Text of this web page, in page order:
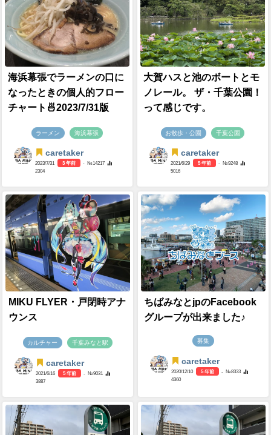
海浜幕張でラーメンの口に
なったときの個人的フロー
チャート🍜2023/7/31版
ラーメン 海浜幕張
caretaker
2023/7/31 3 年前
- №14217
2304
大賀ハスと池のボートとモ
ノレール。 ザ・千葉公園！
って感じです。
お散歩・公園 千葉公園
caretaker
2021/6/29 5 年前
- №9248
5016
MIKU FLYER・戸閉時アナ
ウンス
カルチャー 千葉みなと駅
caretaker
2021/6/16 5 年前
- №9031
3887
ちばみなとjpのFacebook
グループが出来ました♪
募集
caretaker
2020/12/10 5 年前
- №8333
4360